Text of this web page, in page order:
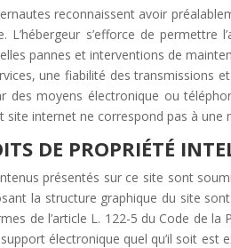
reconnaissent avoir
L’hébergeur s’efforce de
pannes et interventions de
une fiabilité des transmissions
des moyens électronique ou
site internet ne correspond pas à une
DE PROPRIÉTÉ
présentés sur ce site sont
la structure graphique du site
de l’article L. 122-5 du Code de
électronique quel qu’il soit est